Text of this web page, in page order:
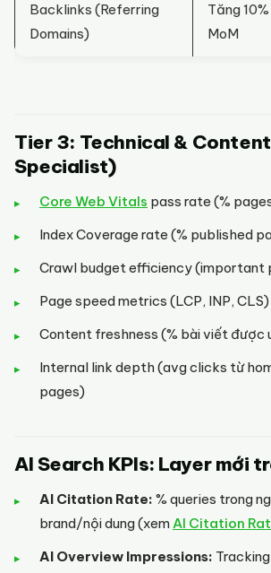
Backlinks (Referring
Domains)
Tăng
MoM
Tier 3: Technical & Content
Specialist)
Core Web Vitals pass rate (%
Index Coverage rate (% published
Crawl budget efficiency (important
Page speed metrics (LCP, INP, CLS)
Content freshness (% bài viết được
Internal link depth (avg clicks từ
pages)
AI Search KPIs: Layer mới
AI Citation Rate: % queries trong
brand/nội dung (xemAI Citation
AI Overview Impressions: